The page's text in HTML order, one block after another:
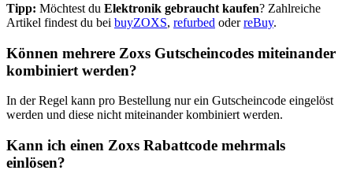
Tipp: Möchtest du Elektronik gebraucht kaufen? Zahlreiche
Artikel findest du bei buyZOXS, refurbed oderreBuy.
Können mehrere Zoxs Gutscheincodes miteinander
kombiniert werden?
In der Regel kann pro Bestellung nur ein Gutscheincode eingelöst
werden und diese nicht miteinander kombiniert werden.
Kann ich einen Zoxs Rabattcode mehrmals
einlösen?